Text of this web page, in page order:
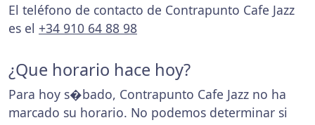
El teléfono de contacto de Contrapunto Cafe Jazz
es el +34 910 64 88 98
¿Que horario hace hoy?
Para hoy s�bado, Contrapunto Cafe Jazz no ha
marcado su horario. No podemos determinar si